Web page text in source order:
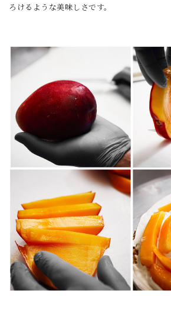
ろけるような美味しさです。